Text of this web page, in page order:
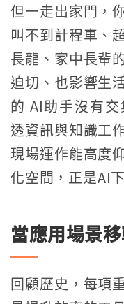
但一走出家門，
叫不到計程車、
長龍、家中長輩
迫切、也影響生
的 AI助手沒有
透資訊與知識工
現場運作能高度
化空間，正是AI
當應用場景
回顧歷史，每項